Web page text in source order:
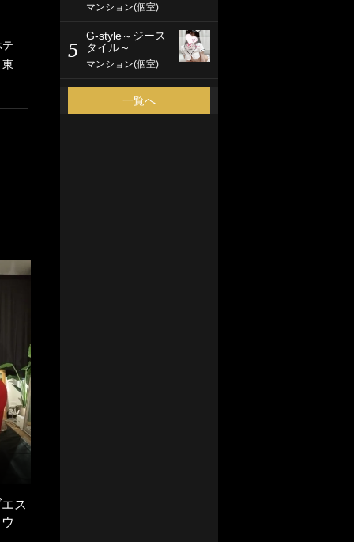
ス
マンション(個室)
5
G-style～ジース
タイル～
マンション(個室)
一覧へ